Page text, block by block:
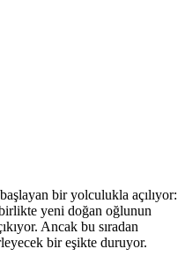
başlayan bir yolculukla açılıyor:
yeni doğan oğlunun
Ancak bu sıradan
bir eşikte duruyor.